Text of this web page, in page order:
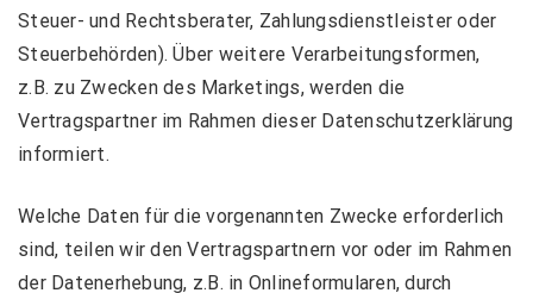
Steuer- und Rechtsberater, Zahlungsdienstleister oder
Steuerbehörden). Über weitere Verarbeitungsformen,
z.B. zu Zwecken des Marketings, werden die
Vertragspartner im Rahmen dieser Datenschutzerklärung
informiert.
Welche Daten für die vorgenannten Zwecke erforderlich
sind, teilen wir den Vertragspartnern vor oder im Rahmen
der Datenerhebung, z.B. in Onlineformularen, durch